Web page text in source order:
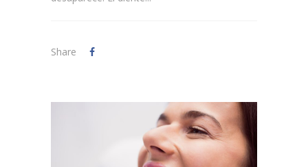
Share